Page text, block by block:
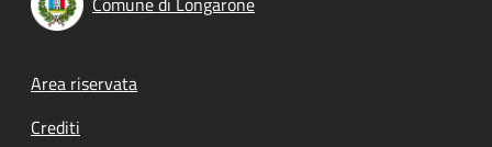
Footer menu
Area riservata
Crediti